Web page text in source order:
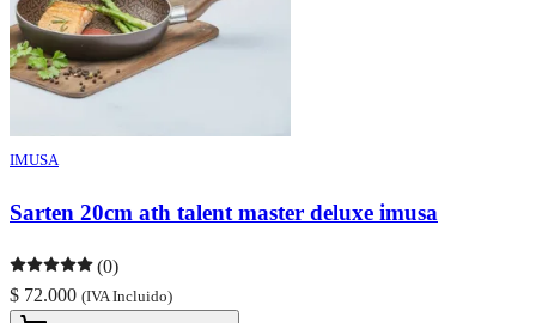
IMUSA
Sarten 20cm ath talent master deluxe imusa
(0)
$ 72.000 (IVA Incluido)